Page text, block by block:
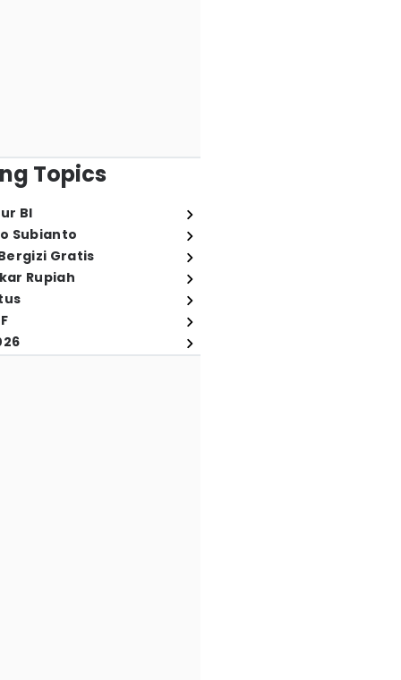
Topics
BI
Subianto
Gratis
Rupiah